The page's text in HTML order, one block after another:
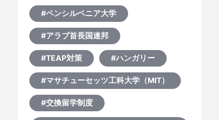
#ペンシルベニア大学
#アラブ首長国連邦
#TEAP対策 #ハンガリー
#マサチューセッツ工科大学（MIT）
#交換留学制度